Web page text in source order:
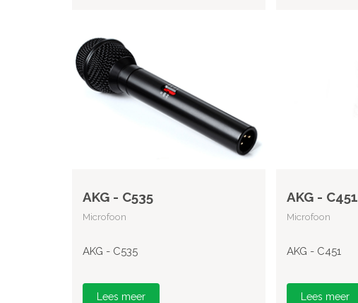
AKG - C535
Microfoon
AKG - C535
Lees meer
AKG - C451
Microfoon
AKG - C451
Lees meer